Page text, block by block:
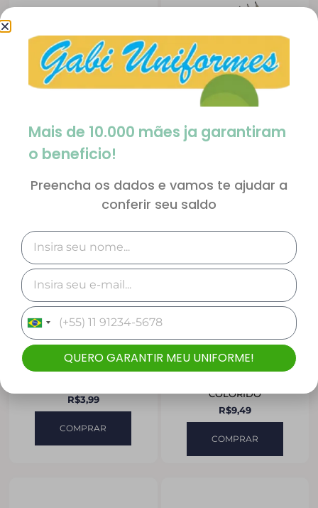
ESTOJO ESCOLAR
R$14,99
COMPRAR
LÁPIS GRAFITE
COMPRAR
R$3,99
COMPRAR
COLORIDO
R$9,49
COMPRAR
Mais de 10.000 mães ja garantiram
o beneficio!
Preencha os dados e vamos te ajudar a
conferir seu saldo
Brazil
+55
QUERO GARANTIR MEU UNIFORME!